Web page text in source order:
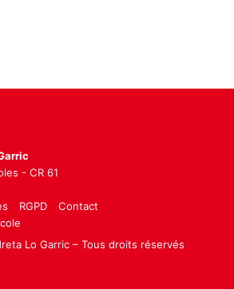
- CR 61
RGPD
Contact
Lo Garric – Tous droits réservés